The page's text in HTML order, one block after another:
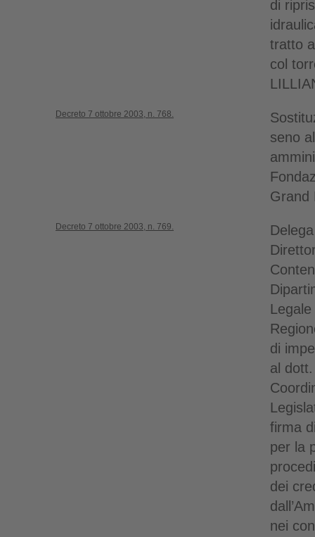
di
tratto
col
Decreto 7 ottobre 2003, n. 768.
seno
Grand
Decreto 7 ottobre 2003, n. 769.
di
al
firma
per la
dei
nei